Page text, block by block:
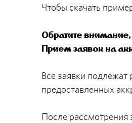
Чтобы скачать
Обратите внимание,
Прием заявок на
Все заявки
предоставленных
После рассмотрения